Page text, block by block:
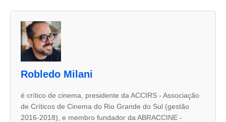
Robledo Milani
é crítico de cinema, presidente da ACCIRS - Associação
de Críticos de Cinema do Rio Grande do Sul (gestão
2016-2018), e membro fundador da ABRACCINE -